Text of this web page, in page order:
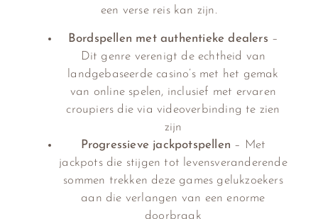
een verse reis kan zijn.
Bordspellen met authentieke dealers –
Dit genre verenigt de echtheid van
landgebaseerde casino’s met het gemak
van online spelen, inclusief met ervaren
croupiers die via videoverbinding te zien
zijn
Progressieve jackpotspellen – Met
jackpots die stijgen tot levensveranderende
sommen trekken deze games gelukzoekers
aan die verlangen van een enorme
doorbraak